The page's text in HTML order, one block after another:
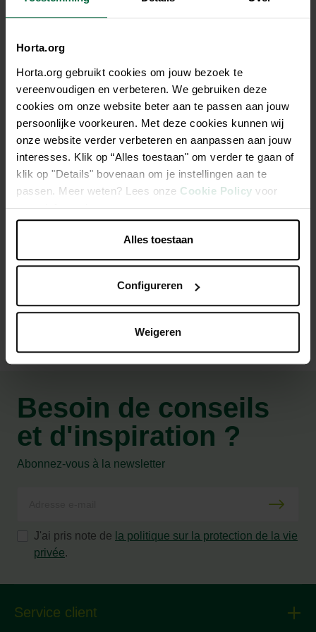
Horta.org
Horta.org gebruikt cookies om jouw bezoek te
vereenvoudigen en verbeteren. We gebruiken deze
cookies om onze website beter aan te passen aan jouw
persoonlijke voorkeuren. Met deze cookies kunnen wij
onze website verder verbeteren en aanpassen aan jouw
interesses. Klik op “Alles toestaan" om verder te gaan of
klik op "Details" bovenaan om je instellingen aan te
passen. Meer weten? Lees onze Cookie Policy voor
meer informatie.
Alles toestaan
Configureren
Weigeren
12,95 €
Tous les magasins n'ont pas la même gamme
Description
Select Hide Spirelli 13 cm 500 gr
Besoin de conseils
et d'inspiration ?
Abonnez-vous à la newsletter
J'ai pris note de la politique sur la protection de la vie
privée.
Service client